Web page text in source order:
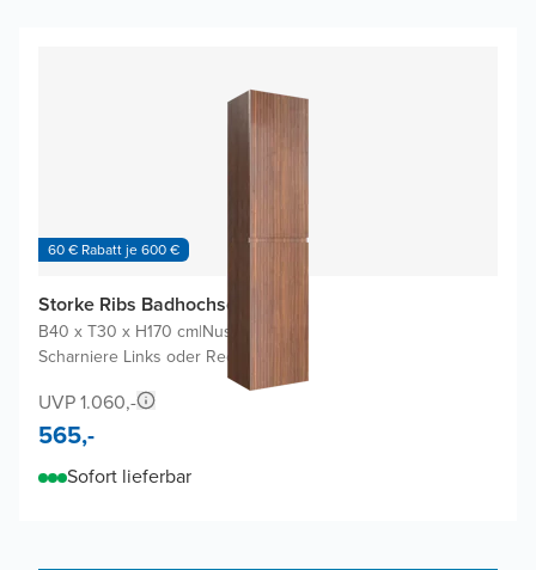
60 € Rabatt je 600 €
Storke Ribs Badhochschrank
B40 x T30 x H170 cm|Nussbaum
Scharniere Links oder Rechts
UVP 1.060,-
565,-
Sofort lieferbar